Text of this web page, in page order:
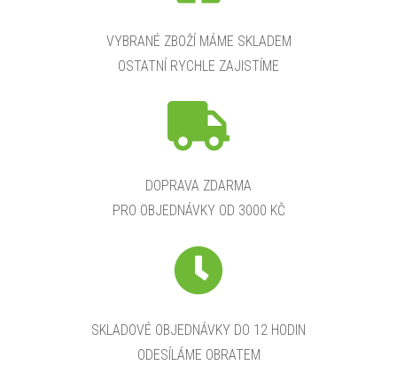
VYBRANÉ ZBOŽÍ MÁME SKLADEM
OSTATNÍ RYCHLE ZAJISTÍME
DOPRAVA ZDARMA
PRO OBJEDNÁVKY OD 3000 KČ
SKLADOVÉ OBJEDNÁVKY DO 12 HODIN
ODESÍLÁME OBRATEM